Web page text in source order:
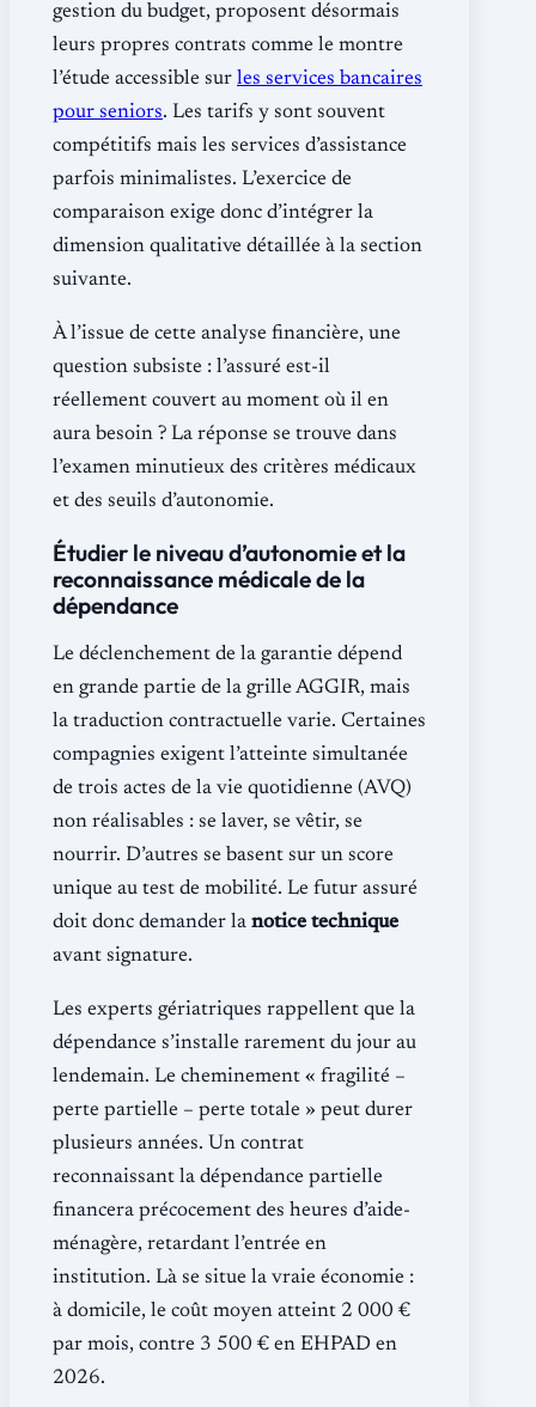
gestion du budget, proposent désormais
leurs propres contrats comme le montre
l’étude accessible sur les services bancaires
pour seniors. Les tarifs y sont souvent
compétitifs mais les services d’assistance
parfois minimalistes. L’exercice de
comparaison exige donc d’intégrer la
dimension qualitative détaillée à la section
suivante.
À l’issue de cette analyse financière, une
question subsiste : l’assuré est-il
réellement couvert au moment où il en
aura besoin ? La réponse se trouve dans
l’examen minutieux des critères médicaux
et des seuils d’autonomie.
Étudier le niveau d’autonomie et la
reconnaissance médicale de la
dépendance
Le déclenchement de la garantie dépend
en grande partie de la grille AGGIR, mais
la traduction contractuelle varie. Certaines
compagnies exigent l’atteinte simultanée
de trois actes de la vie quotidienne (AVQ)
non réalisables : se laver, se vêtir, se
nourrir. D’autres se basent sur un score
unique au test de mobilité. Le futur assuré
doit donc demander la notice technique
avant signature.
Les experts gériatriques rappellent que la
dépendance s’installe rarement du jour au
lendemain. Le cheminement « fragilité –
perte partielle – perte totale » peut durer
plusieurs années. Un contrat
reconnaissant la dépendance partielle
financera précocement des heures d’aide-
ménagère, retardant l’entrée en
institution. Là se situe la vraie économie :
à domicile, le coût moyen atteint 2 000 €
par mois, contre 3 500 € en EHPAD en
2026.